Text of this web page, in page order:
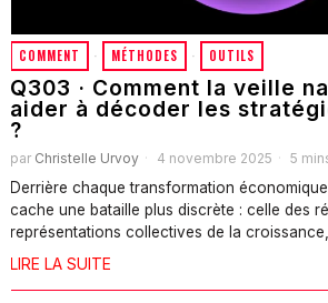
COMMENT · MÉTHODES · OUTILS
Q303 · Comment la veille
aider à décoder les
?
par Christelle Urvoy 4 novembre 2025 5
Derrière chaque transformation
cache une bataille plus discrète : celle des
représentations collectives de la
LIRE LA SUITE